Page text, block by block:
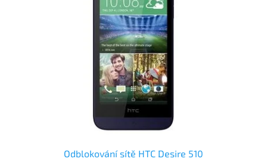
Odblokování sítě HTC Desire 510